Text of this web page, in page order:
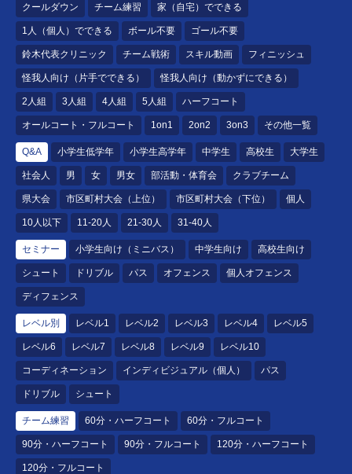
クールダウン チーム練習 家（自宅）でできる
1人（個人）でできる ボール不要 ゴール不要
鈴木代表クリニック チーム戦術 スキル動画 フィニッシュ
怪我人向け（片手でできる） 怪我人向け（動かずにできる）
2人組 3人組 4人組 5人組 ハーフコート
オールコート・フルコート 1on1 2on2 3on3 その他一覧
Q&A 小学生低学年 小学生高学年 中学生 高校生 大学生
社会人 男 女 男女 部活動・体育会 クラブチーム
県大会 市区町村大会（上位） 市区町村大会（下位） 個人
10人以下 11-20人 21-30人 31-40人
セミナー 小学生向け（ミニバス） 中学生向け 高校生向け
シュート ドリブル パス オフェンス 個人オフェンス
ディフェンス
レベル別 レベル1 レベル2 レベル3 レベル4 レベル5
レベル6 レベル7 レベル8 レベル9 レベル10
コーディネーション インディビジュアル（個人） パス
ドリブル シュート
チーム練習 60分・ハーフコート 60分・フルコート
90分・ハーフコート 90分・フルコート 120分・ハーフコート
120分・フルコート